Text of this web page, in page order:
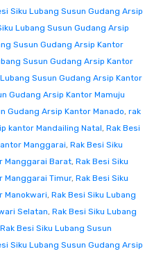
Siku Lubang Susun Gudang Arsip
Lubang Susun Gudang Arsip
Susun Gudang Arsip Kantor
Susun Gudang Arsip Kantor
Susun Gudang Arsip Kantor
Gudang Arsip Kantor Mamuju
Gudang Arsip Kantor Manado, rak
kantor Mandailing Natal, Rak Besi
Manggarai, Rak Besi Siku
Manggarai Barat, Rak Besi Siku
Manggarai Timur, Rak Besi Siku
Manokwari, Rak Besi Siku Lubang
Selatan, Rak Besi Siku Lubang
Rak Besi Siku Lubang Susun
Siku Lubang Susun Gudang Arsip